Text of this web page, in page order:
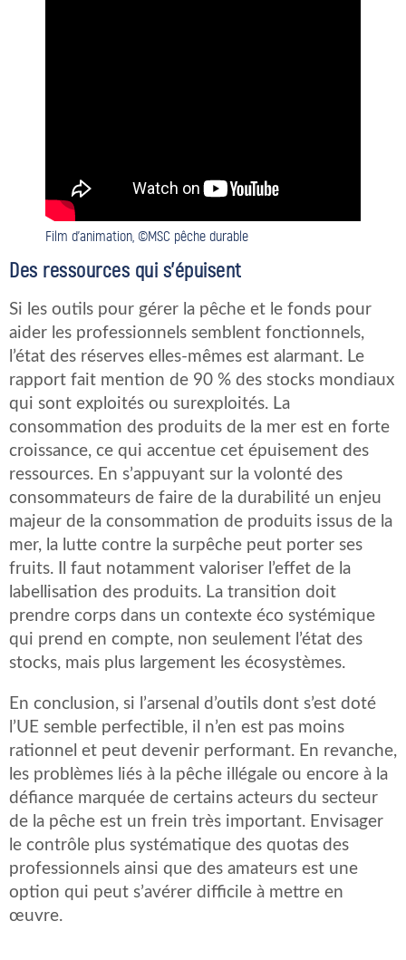
Film d’animation, ©MSC pêche durable
Des ressources qui s’épuisent
Si les outils pour gérer la pêche et le fonds pour
aider les professionnels semblent fonctionnels,
l’état des réserves elles-mêmes est alarmant. Le
rapport fait mention de 90 % des stocks mondiaux
qui sont exploités ou surexploités. La
consommation des produits de la mer est en forte
croissance, ce qui accentue cet épuisement des
ressources. En s’appuyant sur la volonté des
consommateurs de faire de la durabilité un enjeu
majeur de la consommation de produits issus de la
mer, la lutte contre la surpêche peut porter ses
fruits. Il faut notamment valoriser l’effet de la
labellisation des produits. La transition doit
prendre corps dans un contexte éco systémique
qui prend en compte, non seulement l’état des
stocks, mais plus largement les écosystèmes.
En conclusion, si l’arsenal d’outils dont s’est doté
l’UE semble perfectible, il n’en est pas moins
rationnel et peut devenir performant. En revanche,
les problèmes liés à la pêche illégale ou encore à la
défiance marquée de certains acteurs du secteur
de la pêche est un frein très important. Envisager
le contrôle plus systématique des quotas des
professionnels ainsi que des amateurs est une
option qui peut s’avérer difficile à mettre en
œuvre.